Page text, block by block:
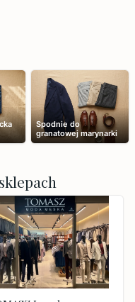
Spodnie do
granatowej marynarki